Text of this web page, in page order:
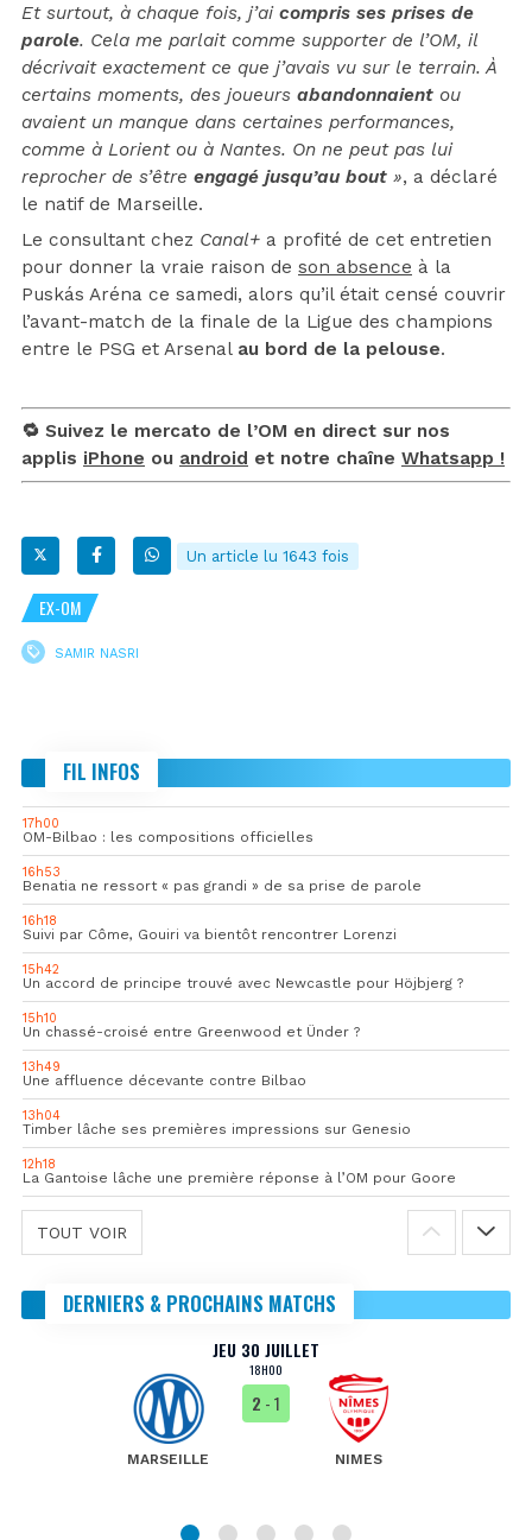
Et surtout, à chaque fois, j’ai compris ses prises de
parole. Cela me parlait comme supporter de l’OM, il
décrivait exactement ce que j’avais vu sur le terrain. À
certains moments, des joueurs abandonnaient ou
avaient un manque dans certaines performances,
comme à Lorient ou à Nantes. On ne peut pas lui
reprocher de s’être engagé jusqu’au bout », a déclaré
le natif de Marseille.
Le consultant chez Canal+ a profité de cet entretien
pour donner la vraie raison de son absence à la
Puskás Aréna ce samedi, alors qu’il était censé couvrir
l’avant-match de la finale de la Ligue des champions
entre le PSG et Arsenal au bord de la pelouse.
🔁 Suivez le mercato de l’OM en direct sur nos
applis iPhone ou android et notre chaîne Whatsapp !
Un article lu 1643 fois
EX-OM
SAMIR NASRI
FIL INFOS
17h00
OM-Bilbao : les compositions officielles
16h53
Benatia ne ressort « pas grandi » de sa prise de parole
16h18
Suivi par Côme, Gouiri va bientôt rencontrer Lorenzi
15h42
Un accord de principe trouvé avec Newcastle pour Höjbjerg ?
15h10
Un chassé-croisé entre Greenwood et Ünder ?
13h49
Une affluence décevante contre Bilbao
13h04
Timber lâche ses premières impressions sur Genesio
12h18
La Gantoise lâche une première réponse à l’OM pour Goore
TOUT VOIR
DERNIERS & PROCHAINS MATCHS
JEU 30 JUILLET
18H00
MARSEILLE
2 - 1
NIMES